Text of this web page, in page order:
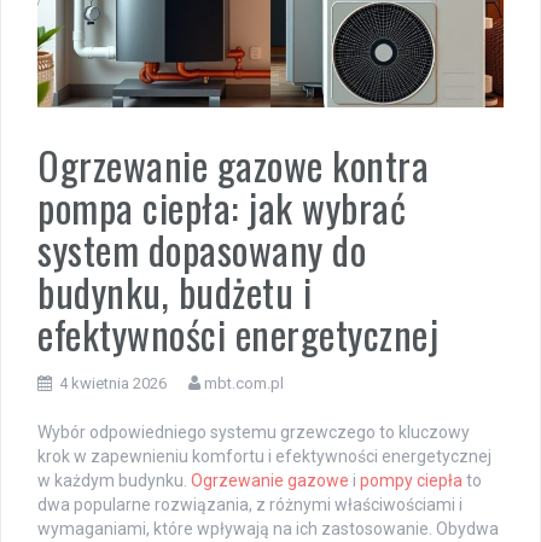
Ogrzewanie gazowe kontra
pompa ciepła: jak wybrać
system dopasowany do
budynku, budżetu i
efektywności energetycznej
4 kwietnia 2026 mbt.com.pl
Wybór odpowiedniego systemu grzewczego to kluczowy
krok w zapewnieniu komfortu i efektywności energetycznej
w każdym budynku. Ogrzewanie gazowe i pompy ciepłato
dwa popularne rozwiązania, z różnymi właściwościami i
wymaganiami, które wpływają na ich zastosowanie. Obydwa